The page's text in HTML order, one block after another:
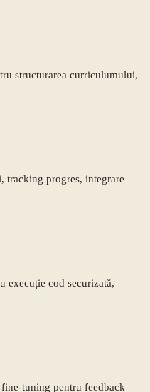
structurarea curriculumului,
tracking progres, integrare
execuție cod securizată,
tuning pentru feedback